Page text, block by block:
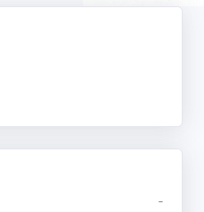
-